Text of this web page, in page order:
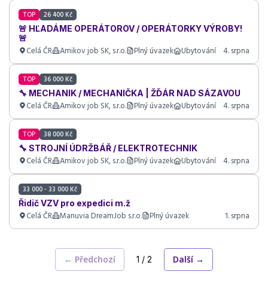
TOP 26 400 Kč
🚨 HĽADÁME OPERÁTOROV / OPERÁTORKY VÝROBY!
🚨
Celá ČR Amikov job SK, s.r.o. Plný úvazek Ubytování 4. srpna
TOP 36 000 Kč
🔧 MECHANIK / MECHANIČKA | ŽĎÁR NAD SÁZAVOU
Celá ČR Amikov job SK, s.r.o. Plný úvazek Ubytování 4. srpna
TOP 38 000 Kč
🔧 STROJNÍ ÚDRŽBÁŘ / ELEKTROTECHNIK
Celá ČR Amikov job SK, s.r.o. Plný úvazek Ubytování 4. srpna
33 000 - 33 000 Kč
Řidič VZV pro expedici m.ž
Celá ČR Manuvia DreamJob s.r.o. Plný úvazek 1. srpna
← Předchozí 1 / 2 Další →